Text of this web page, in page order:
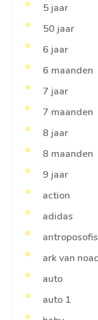
5 jaar
50 jaar
6 jaar
6 maanden
7 jaar
7 maanden
8 jaar
8 maanden
9 jaar
action
adidas
ark van
auto
auto 1